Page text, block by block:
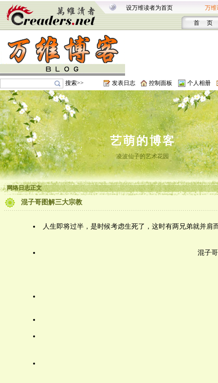
设万维读者为首页 万维
首 页
搜索>> 发表日志 控制面板 个人相册
艺萌的博客
凌波仙子的艺术花园
网络日志正文
混子哥图解三大宗教
人生即将过半，是时候考虑生死了，这时有两兄弟就并肩
混子